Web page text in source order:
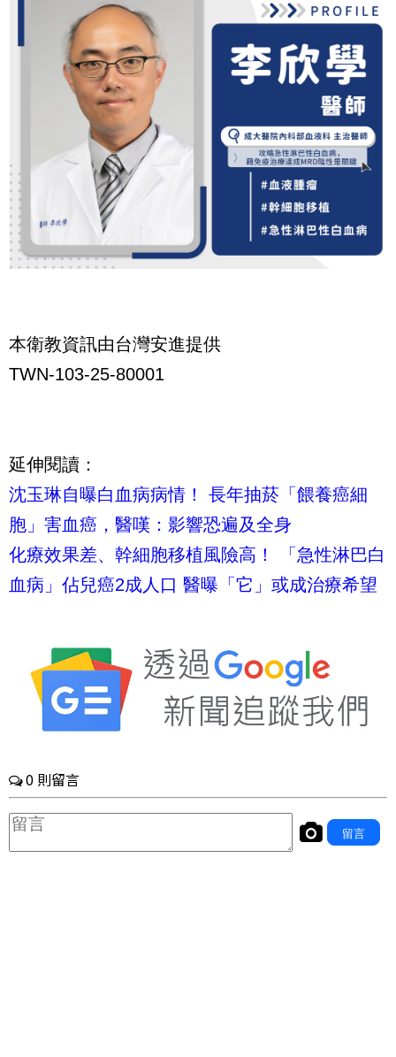
本衛教資訊由台灣安進提供
TWN-103-25-80001
延伸閱讀：
沈玉琳自曝白血病病情！ 長年抽菸「餵養癌細
胞」害血癌，醫嘆：影響恐遍及全身
化療效果差、幹細胞移植風險高！ 「急性淋巴白
血病」佔兒癌2成人口 醫曝「它」或成治療希望